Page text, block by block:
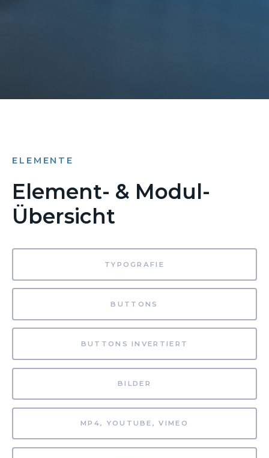
ELEMENTE
Element- & Modul-
Übersicht
TYPOGRAFIE
BUTTONS
BUTTONS INVERTIERT
BILDER
MP4, YOUTUBE, VIMEO